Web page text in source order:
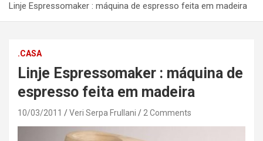
Linje Espressomaker : máquina de espresso feita em madeira
.CASA
Linje Espressomaker : máquina de
espresso feita em madeira
10/03/2011 Veri Serpa Frullani 2 Comments